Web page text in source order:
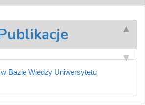
Bazie Wiedzy Uniwersytetu